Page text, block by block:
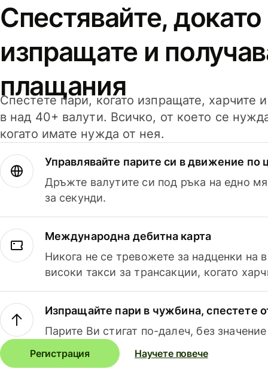
Спестявайте,
изпращате и
плащания
Спестете пари, когато изпращате, харчите
в над 40+ валути. Всичко, от което се
когато имате нужда от нея.
Управлявайте парите си в движение по
Дръжте валутите си под ръка на едно
за секунди.
Международна дебитна карта
Никога не се тревожете за надценки на
високи такси за трансакции, когато
Изпращайте пари в чужбина, спестете
Парите Ви стигат по-далеч, без
Регистрация Научете повече